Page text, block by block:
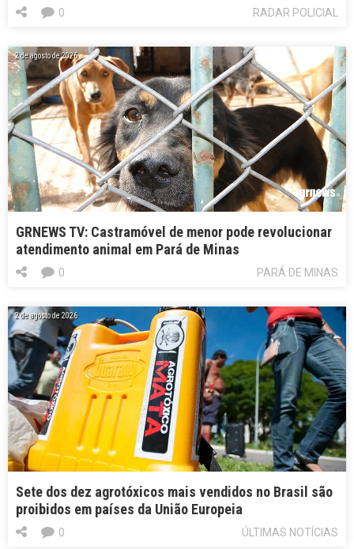
RADAR POLICIAL
0
2 de agosto de 2026
GRNEWS TV: Castramóvel de menor pode revolucionar
atendimento animal em Pará de Minas
PARÁ DE MINAS
0
2 de agosto de 2026
Sete dos dez agrotóxicos mais vendidos no Brasil são
proibidos em países da União Europeia
ÚLTIMAS NOTÍCIAS
0